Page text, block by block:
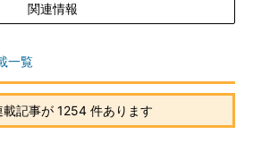
関連情報
一覧
載記事が 1254 件あります